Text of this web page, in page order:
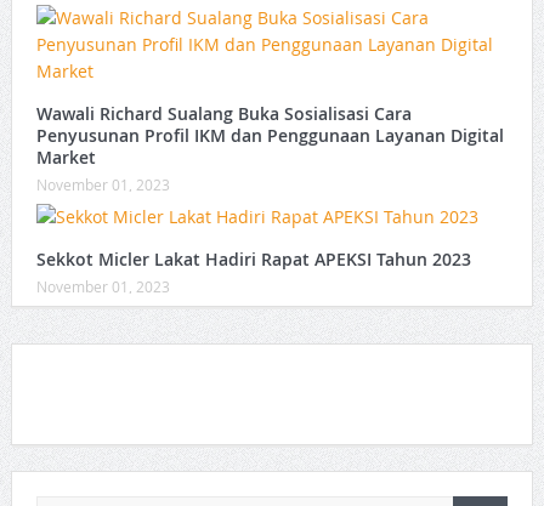
Wawali Richard Sualang Buka Sosialisasi Cara
Penyusunan Profil IKM dan Penggunaan Layanan Digital
Market
November 01, 2023
Sekkot Micler Lakat Hadiri Rapat APEKSI Tahun 2023
November 01, 2023